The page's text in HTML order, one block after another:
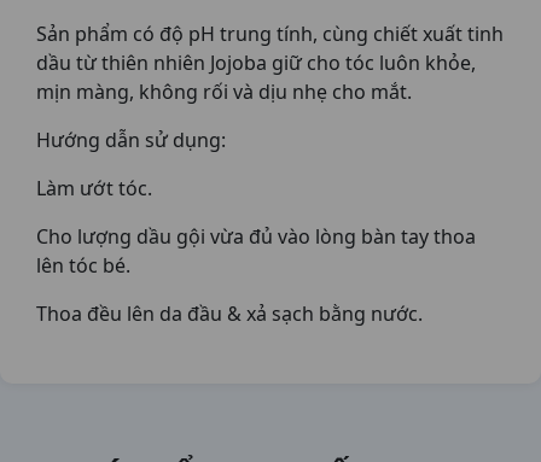
Sản phẩm có độ pH trung tính, cùng chiết xuất tinh
dầu từ thiên nhiên Jojoba giữ cho tóc luôn khỏe,
mịn màng, không rối và dịu nhẹ cho mắt.
Hướng dẫn sử dụng:
Làm ướt tóc.
Cho lượng dầu gội vừa đủ vào lòng bàn tay thoa
lên tóc bé.
Thoa đều lên da đầu & xả sạch bằng nước.